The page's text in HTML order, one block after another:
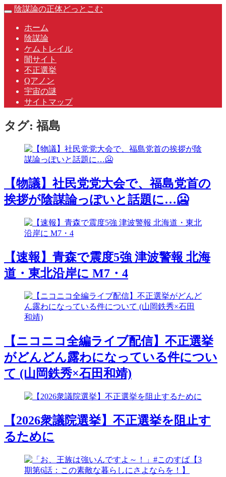
Skip
content
Toggle
陰謀論の正体どっとこむ
ホーム
陰謀論
ケムトレイル
闇サイト
不正選挙
Qアノン
宇宙の謎
サイトマップ
タグ:福島
【物議】社民党党大会で、福島党首の
挨拶が陰謀論っぽいと話題に…🥶
【速報】青森で震度5強 津波警報 北海
道・東北沿岸に M7・4
【ニコニコ全編ライブ配信】不正選挙
がどんどん露わになっている件につい
て (山岡鉄秀×石田和靖)
【2026衆議院選挙】不正選挙を阻止す
るために